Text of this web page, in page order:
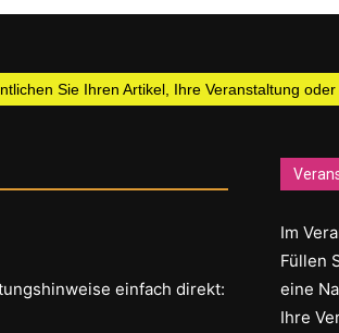
Sie Ihren Artikel, Ihre Veranstaltung
einfach direkt:
Im
Füllen
eine
Ihre